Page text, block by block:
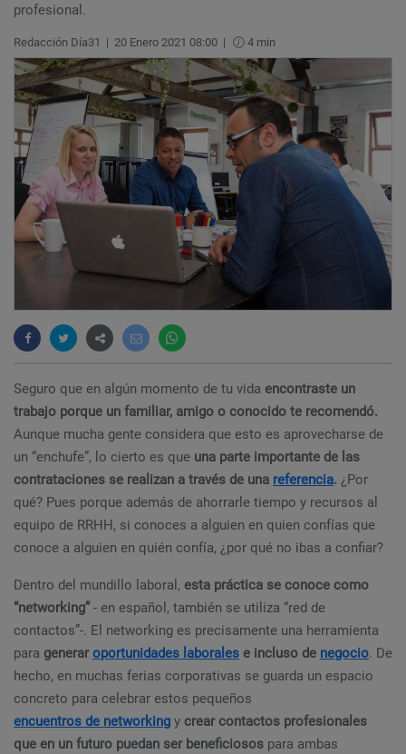
profesional.
Redacción Día31 | 20 Enero 2021 08:00 | 4 min
Seguro que en algún momento de tu vida encontraste un
trabajo porque un familiar, amigo o conocido te recomendó.
Aunque mucha gente considera que esto es aprovecharse de
un “enchufe”, lo cierto es que una parte importante de las
contrataciones se realizan a través de una referencia. ¿Por
qué? Pues porque además de ahorrarle tiempo y recursos al
equipo de RRHH, si conoces a alguien en quien confías que
conoce a alguien en quién confía, ¿por qué no ibas a confiar?
Dentro del mundillo laboral, esta práctica se conoce como
“networking” - en español, también se utiliza “red de
contactos”-. El networking es precisamente una herramienta
para generaroportunidades laborales e incluso de negocio. De
hecho, en muchas ferias corporativas se guarda un espacio
concreto para celebrar estos pequeños
encuentros de networking y crear contactos profesionales
que en un futuro puedan ser beneficiosos para ambas